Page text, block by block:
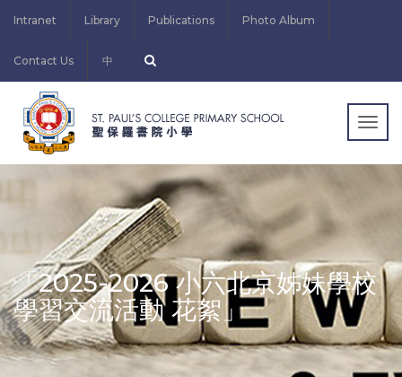
Intranet Library Publications Photo Album
Contact Us 中
「2025-2026 小六北京姊妹學校
學習交流活動 花絮」